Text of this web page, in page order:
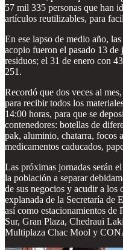
57 mil 335 personas que han
artículos reutilizables, para
En ese lapso de medio año,
acopio fueron el pasado 13
residuos; el 31 de enero con
251.
Recordó que dos veces al
para recibir todos los
14:00 horas, para que se
contenedores: botellas de
pak, aluminio, chatarra, focos
medicamentos caducados,
Las próximas jornadas serán
la población a separar
de sus negocios y acudir a los
explanada de la Secretaría de
así como estacionamientos
Sur, Gran Plaza, Chedraui
Multiplaza Chac Mool y